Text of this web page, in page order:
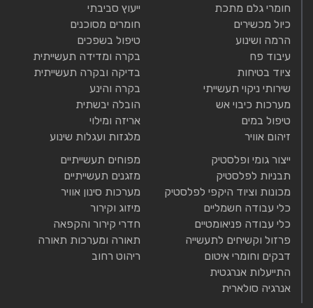
חומרי גלם מתכת
כיול מכשירים
הרמה ושינוע
עיבוד פח
ציוד בטיחות
שירותי ניקוי תעשייתי
מערכות כיבוי אש
טיפול במים
זיהום אוויר
ייעוץ סביבתי
חומרים מסוכנים
טיפול בשפכים
בקרה ומדידה תעשייתית
בדיקה ובקרה תעשייתית
בקרה והינע
הובלה יבשתית
אריזה ומילוי
מלגזות ועגלות שינוע
ייצור גומי ופלסטיק
תבניות לפלסטיק
מכונות וציוד היקפי לפלסטיק
כלי עבודה חשמליים
כלי עבודה פניאומטיים
פרזול וקשיחים לתעשייה
דבקים וחומרי איטום
התייעלות אנרגטית
אנרגיה סולארית
מפוחים תעשייתיים
מזגנים תעשייתיים
מערכות סינון אוויר
מיזוג וקירור
חדרי קירור והקפאה
תאורה ומערכות תאורה
ריהוט רחוב